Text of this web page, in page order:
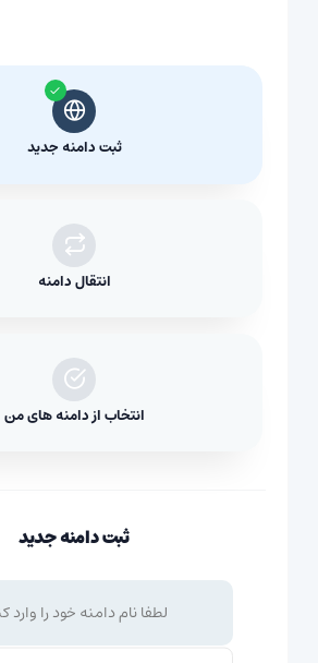
ثبت دامنه جدید
انتقال دامنه
انتخاب از دامنه های من
ثبت دامنه جدید